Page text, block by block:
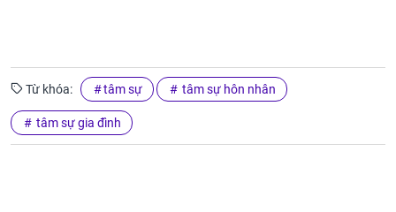
Từ khóa: tâm sự tâm sự hôn nhân
tâm sự gia đình